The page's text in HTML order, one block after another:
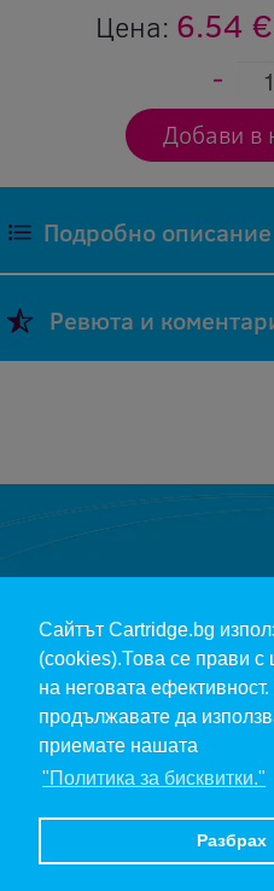
Сайтът Cartridge.bg
(cookies).Това се прави с
на неговата ефективност.
продължавате да
приемате нашата
"Политика за бисквитки."
Разбрах
Цена: 6.54 €
Подробно описание
Ревюта и
За нас Гаранции и рекламации
Отказ и връщане на продукти Общи
Изкупуване на празни касети
Цените в евро са изчислени по
При спор, който не може да бъде решен